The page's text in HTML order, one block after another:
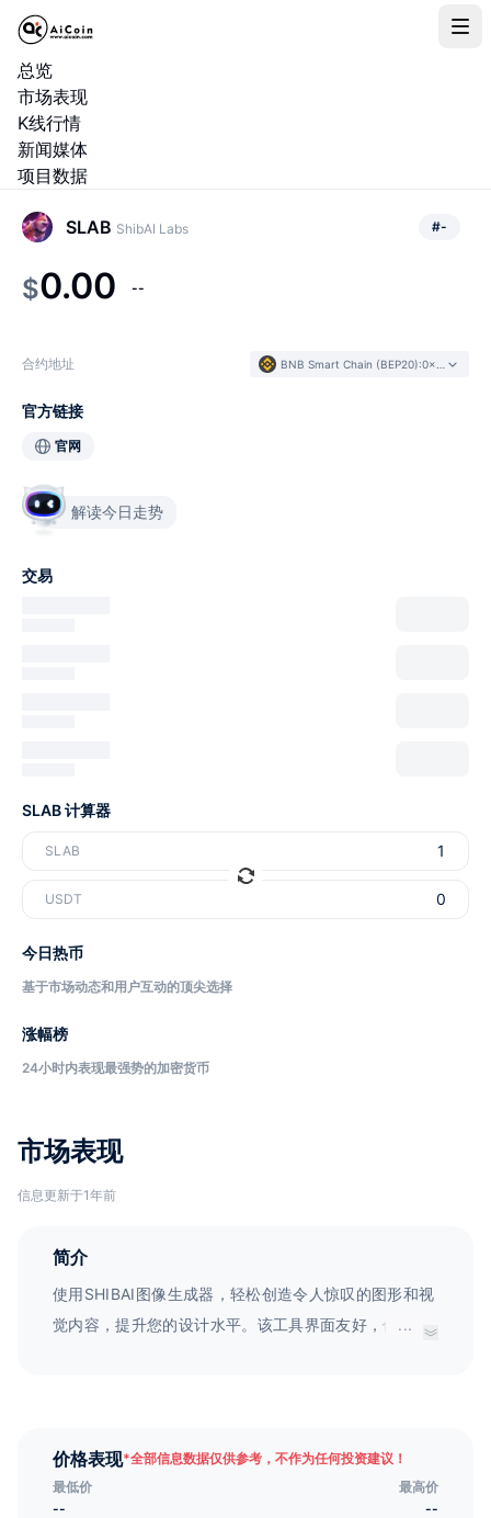
总览
市场表现
K线行情
新闻媒体
项目数据
市场表现
信息更新于1年前
简介
使用SHIBAI图像生成器，轻松创造令人惊叹的图形和视
觉内容，提升您的设计水平。该工具界面友好，使用简
...
价格表现*全部信息数据仅供参考，不作为任何投资建议！
最低价
最高价
--
--
SLAB ShibAI Labs #-
$0.00 --
合约地址 BNB Smart Chain (BEP20):0x4fde...e15dd4
官方链接
官网
解读今日走势
交易
SLAB 计算器
SLAB
USDT
今日热币
基于市场动态和用户互动的顶尖选择
涨幅榜
24小时内表现最强势的加密货币